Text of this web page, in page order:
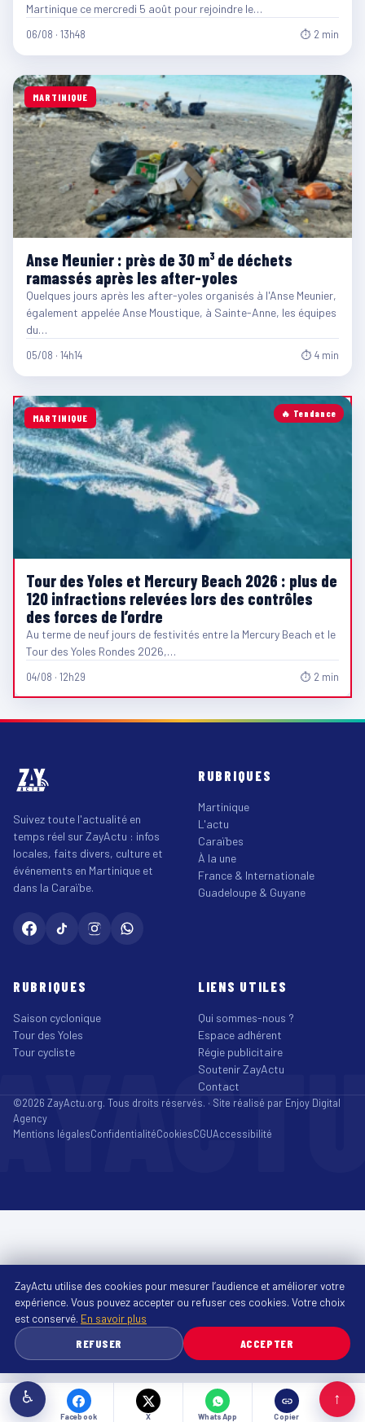
Martinique ce mercredi 5 août pour rejoindre le…
06/08 · 13h48 ⏱ 2 min
MARTINIQUE
Anse Meunier : près de 30 m³ de déchets
ramassés après les after-yoles
Quelques jours après les after-yoles organisés à l'Anse Meunier,
également appelée Anse Moustique, à Sainte-Anne, les équipes
du…
05/08 · 14h14 ⏱ 4 min
🔥 Tendance
MARTINIQUE
Tour des Yoles et Mercury Beach 2026 : plus de
120 infractions relevées lors des contrôles
des forces de l’ordre
Au terme de neuf jours de festivités entre la Mercury Beach et le
Tour des Yoles Rondes 2026,…
04/08 · 12h29 ⏱ 2 min
Facebook X WhatsApp Copier
Suivez toute l'actualité en
temps réel sur ZayActu : infos
locales, faits divers, culture et
événements en Martinique et
dans la Caraïbe.
RUBRIQUES
Martinique
L'actu
Caraïbes
À la une
France & Internationale
Guadeloupe & Guyane
RUBRIQUES
Saison cyclonique
Tour des Yoles
Tour cycliste
LIENS UTILES
Qui sommes-nous ?
Espace adhérent
Régie publicitaire
Soutenir ZayActu
Contact
©2026 ZayActu.org. Tous droits réservés. · Site réalisé par Enjoy Digital
Agency
Mentions légalesConfidentialitéCookiesCGUAccessibilité
♿ ↑
ZayActu utilise des cookies pour mesurer l’audience et améliorer votre
expérience. Vous pouvez accepter ou refuser ces cookies. Votre choix
est conservé. En savoir plus
REFUSER
ACCEPTER